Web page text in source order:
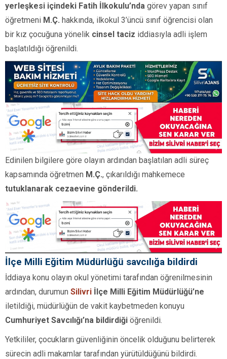
yerleşkesi içindeki Fatih İlkokulu’nda görev yapan sınıf
öğretmeni M.Ç. hakkında, ilkokul 3’üncü sınıf öğrencisi olan
bir kız çocuğuna yönelik cinsel taciz iddiasıyla adli işlem
başlatıldığı öğrenildi.
Edinilen bilgilere göre olayın ardından başlatılan adli süreç
kapsamında öğretmen M.Ç., çıkarıldığı mahkemece
tutuklanarak cezaevine gönderildi.
İlçe Milli Eğitim Müdürlüğü savcılığa bildirdi
İddiaya konu olayın okul yönetimi tarafından öğrenilmesinin
ardından, durumun Silivri İlçe Milli Eğitim Müdürlüğü’ne
iletildiği, müdürlüğün de vakit kaybetmeden konuyu
Cumhuriyet Savcılığı’na bildirdiği öğrenildi.
Yetkililer, çocukların güvenliğinin öncelik olduğunu belirterek
sürecin adli makamlar tarafından yürütüldüğünü bildirdi.